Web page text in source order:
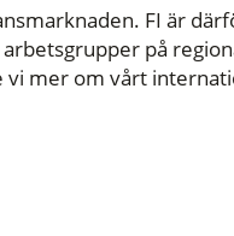
FI är
på
mer om vårt